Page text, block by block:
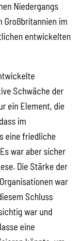
Niedergangs
Großbritannien im
entwickelten
Schwäche der
ein Element, die
im
eine friedliche
war aber sicher
Die Stärke der
war
Schluss
war und
eine